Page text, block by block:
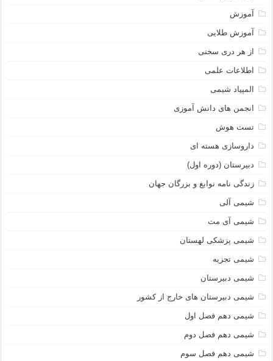
آموزش
آموزش طلایی
از هر دری سخنی
اطلاعات علمی
المپیاد شیمی
انجمن های دانش آموزی
تست هوش
داروسازی هسته ای
دبیرستان (دوره اول)
زندگی نامه نوابغ و بزرگان جهان
شیمی آلی
شیمی آی مت
شیمی پزشکی لهستان
شیمی تجزیه
شیمی دبیرستان
شیمی دبیرستان های خارج از کشور
شیمی دهم فصل اول
شیمی دهم فصل دوم
شیمی دهم فصل سوم